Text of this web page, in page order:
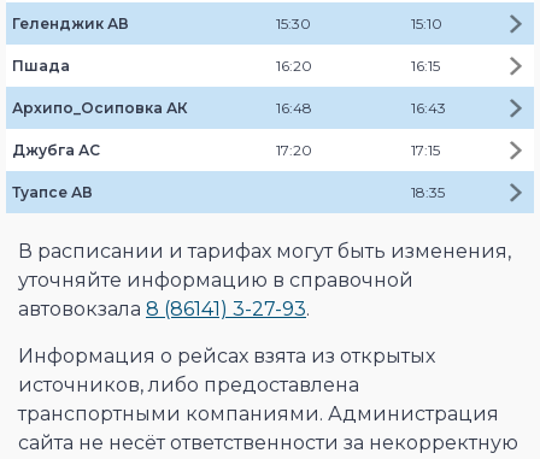
Геленджик АВ 15:30 15:10
Пшада 16:20 16:15
Архипо_Осиповка АК 16:48 16:43
Джубга АС 17:20 17:15
Туапсе АВ 18:35
В расписании и тарифах могут быть изменения,
уточняйте информацию в справочной
автовокзала 8 (86141) 3-27-93.
Информация о рейсах взята из открытых
источников, либо предоставлена
транспортными компаниями. Администрация
сайта не несёт ответственности за некорректную